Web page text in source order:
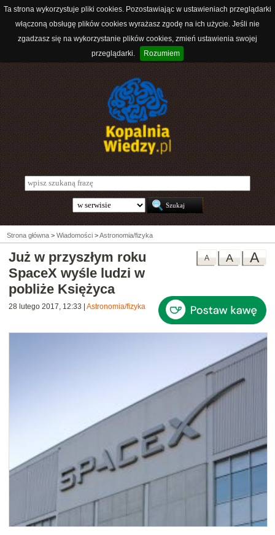
Ta strona wykorzystuje pliki cookies. Pozostawiając w ustawieniach przeglądarki
włączoną obsługę plików cookies wyrażasz zgodę na ich użycie. Jeśli nie
zgadzasz się na wykorzystanie plików cookies, zmień ustawienia swojej
przeglądarki.
Rozumiem
Strona główna > Wiadomości >Astronomia/fizyka
A
A
A
Już w przyszłym roku
SpaceX wyśle ludzi w
pobliże Księżyca
28 lutego 2017, 12:33 Astronomia/fizyka